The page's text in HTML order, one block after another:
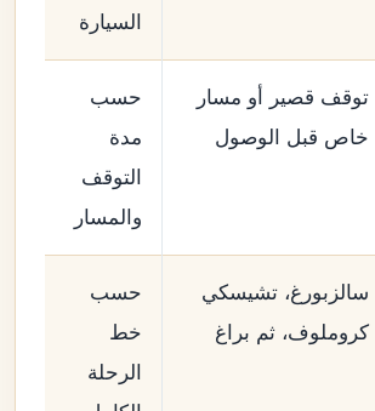
السيارة
توقف قصير أو مسار
خاص قبل الوصول
حسب
مدة
التوقف
والمسار
سالزبورغ، تشيسكي
كروملوف، ثم براغ
حسب
خط
الرحلة